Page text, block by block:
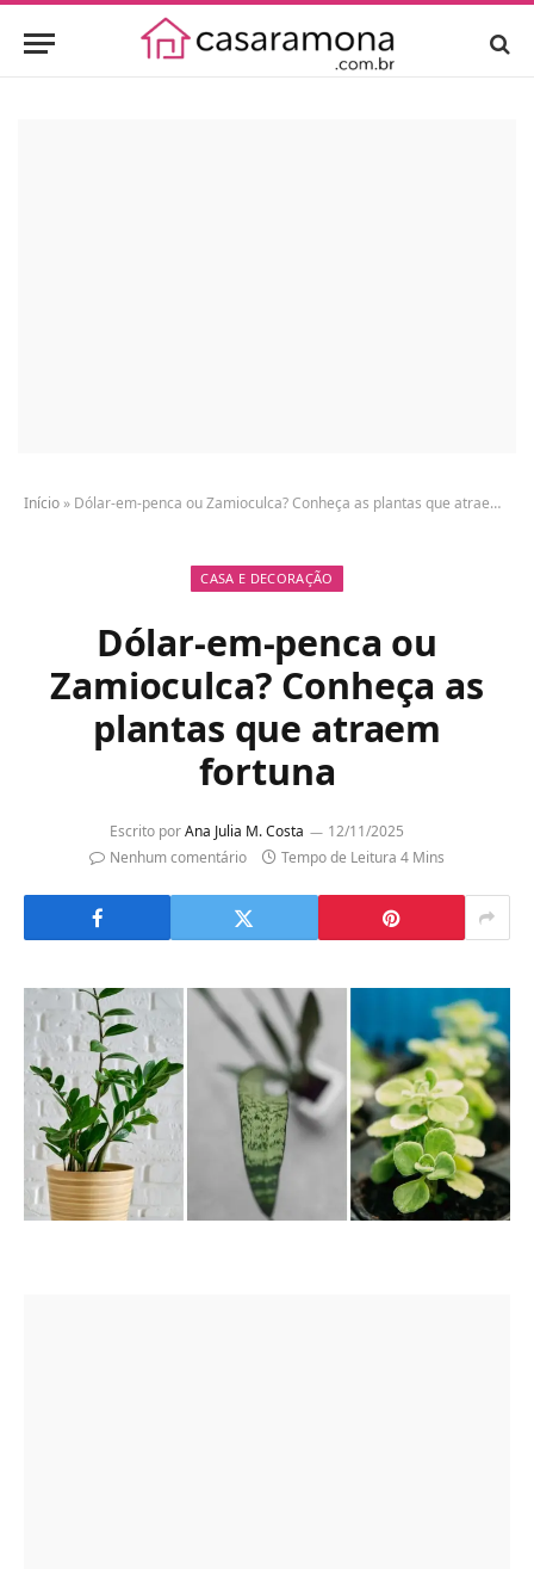
Início » Dólar-em-penca ou Zamioculca? Conheça as plantas que atraem fortuna
CASA E DECORAÇÃO
Dólar-em-penca ou
Zamioculca? Conheça as
plantas que atraem
fortuna
Escrito por Ana Julia M. Costa
12/11/2025
Nenhum comentário
Tempo de Leitura 4 Mins